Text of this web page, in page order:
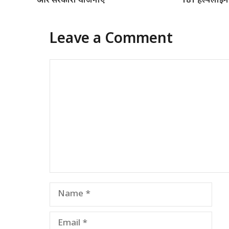
Leave a Comment
Name
Email